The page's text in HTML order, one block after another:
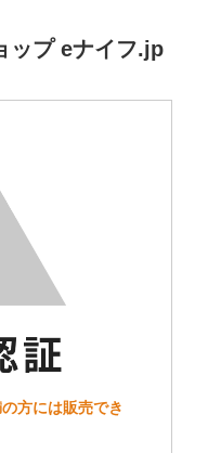
ップ eナイフ.jp
方には販売でき